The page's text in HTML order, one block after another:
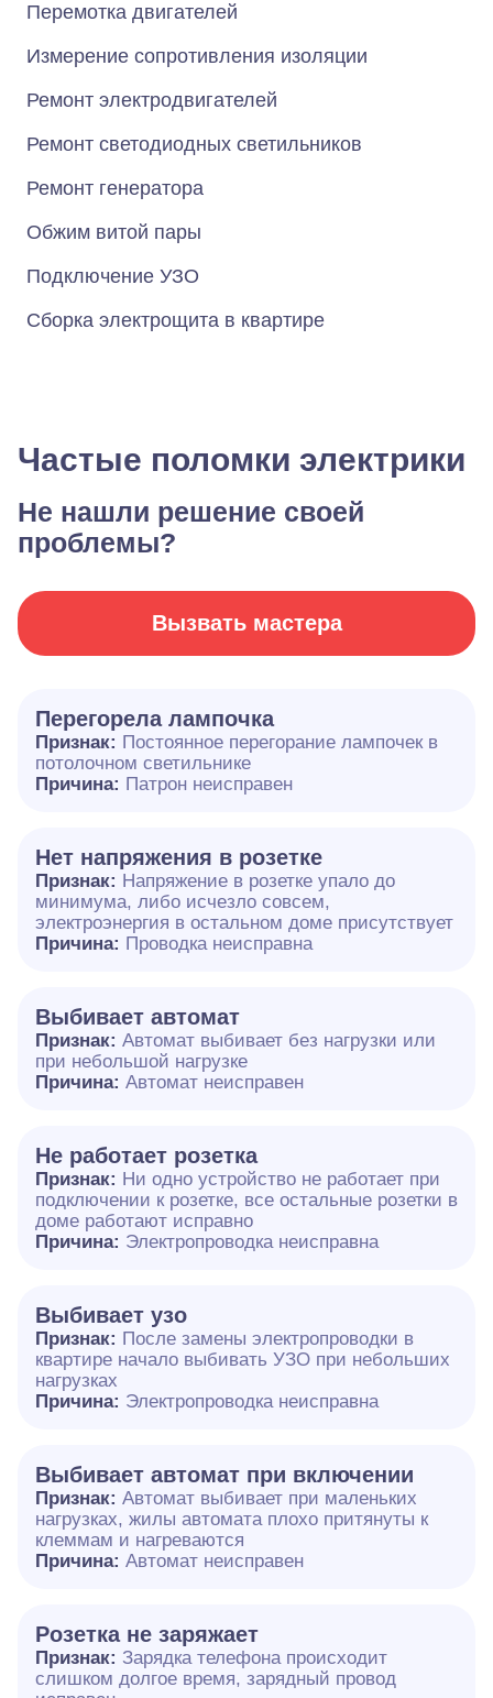
Перемотка двигателей
Измерение сопротивления изоляции
Ремонт электродвигателей
Ремонт светодиодных светильников
Ремонт генератора
Обжим витой пары
Подключение УЗО
Сборка электрощита в квартире
Частые поломки электрики
Не нашли решение своей
проблемы?
Вызвать мастера
Перегорела лампочка
Признак: Постоянное перегорание лампочек в
потолочном светильнике
Причина: Патрон неисправен
Нет напряжения в розетке
Признак: Напряжение в розетке упало до
минимума, либо исчезло совсем,
электроэнергия в остальном доме присутствует
Причина: Проводка неисправна
Выбивает автомат
Признак: Автомат выбивает без нагрузки или
при небольшой нагрузке
Причина: Автомат неисправен
Не работает розетка
Признак: Ни одно устройство не работает при
подключении к розетке, все остальные розетки в
доме работают исправно
Причина: Электропроводка неисправна
Выбивает узо
Признак: После замены электропроводки в
квартире начало выбивать УЗО при небольших
нагрузках
Причина: Электропроводка неисправна
Выбивает автомат при включении
Признак: Автомат выбивает при маленьких
нагрузках, жилы автомата плохо притянуты к
клеммам и нагреваются
Причина: Автомат неисправен
Розетка не заряжает
Признак: Зарядка телефона происходит
слишком долгое время, зарядный провод